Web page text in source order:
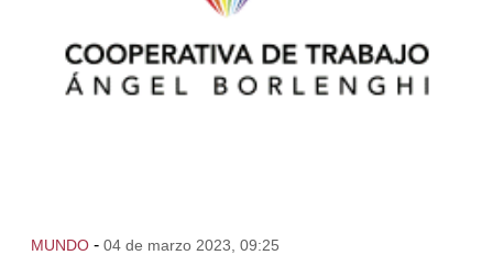
MUNDO - 04 de marzo 2023, 09:25